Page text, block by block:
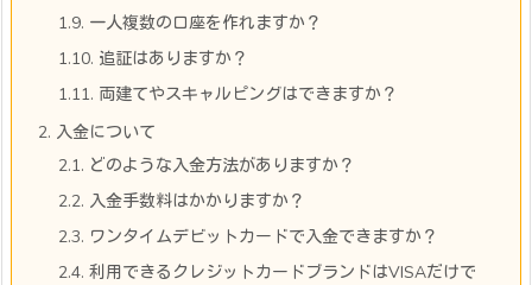
1.9. 一人複数の口座を作れますか？
1.10. 追証はありますか？
1.11. 両建てやスキャルピングはできますか？
2. 入金について
2.1. どのような入金方法がありますか？
2.2. 入金手数料はかかりますか？
2.3. ワンタイムデビットカードで入金できますか？
2.4. 利用できるクレジットカードブランドはVISAだけで